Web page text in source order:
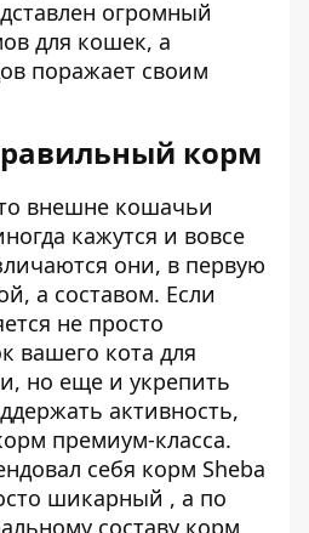
огромный
для кошек, а
поражает своим
корм
внешне кошачьи
кажутся и вовсе
они, в первую
а составом. Если
не просто
вашего кота для
но еще и укрепить
активность,
премиум-класса.
себя корм Sheba
шикарный , а по
составу корм